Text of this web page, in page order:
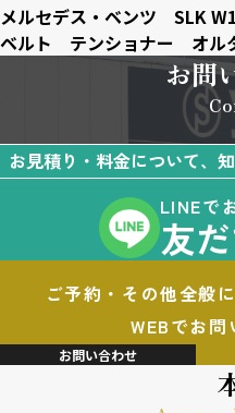
メルセデス・ベンツ SLK
ベルト テンショナー オル
お問
お見積り・料金について、
LINEで
友
ご予約・その他全般
WEBでお問
お問い合わせ